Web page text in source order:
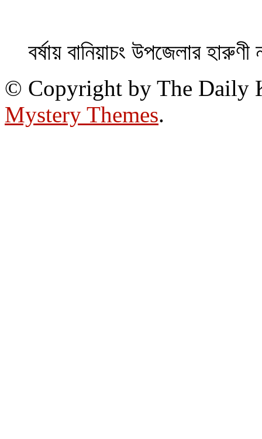
বর্ষায় বানিয়াচং উপজেলার হারুণী
© Copyright by The Daily
Mystery Themes.